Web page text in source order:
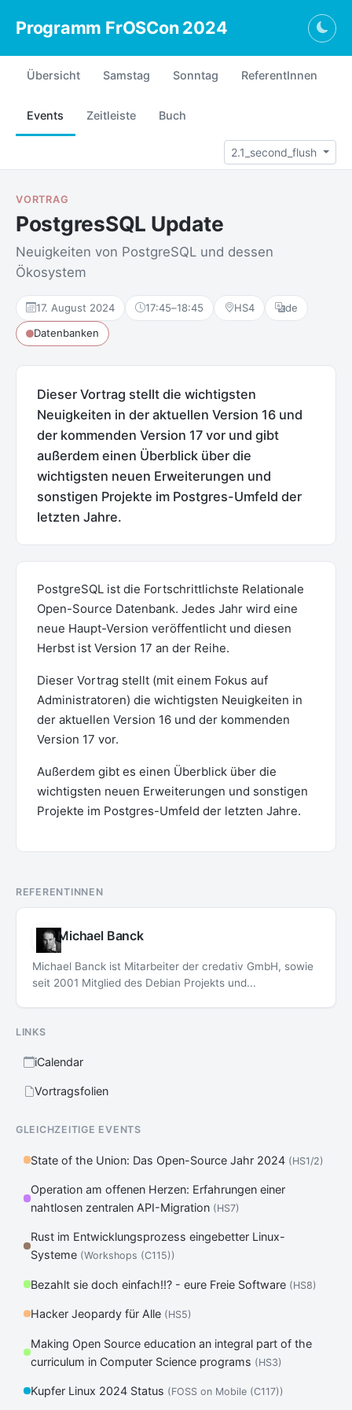
Programm FrOSCon 2024
Übersicht Samstag Sonntag ReferentInnen
Events Zeitleiste Buch
2.1_second_flush
VORTRAG
PostgresSQL Update
Neuigkeiten von PostgreSQL und dessen
Ökosystem
17. August 2024 17:45–18:45 HS4 de
Datenbanken
Dieser Vortrag stellt die wichtigsten
Neuigkeiten in der aktuellen Version 16 und
der kommenden Version 17 vor und gibt
außerdem einen Überblick über die
wichtigsten neuen Erweiterungen und
sonstigen Projekte im Postgres-Umfeld der
letzten Jahre.
PostgreSQL ist die Fortschrittlichste Relationale
Open-Source Datenbank. Jedes Jahr wird eine
neue Haupt-Version veröffentlicht und diesen
Herbst ist Version 17 an der Reihe.
Dieser Vortrag stellt (mit einem Fokus auf
Administratoren) die wichtigsten Neuigkeiten in
der aktuellen Version 16 und der kommenden
Version 17 vor.
Außerdem gibt es einen Überblick über die
wichtigsten neuen Erweiterungen und sonstigen
Projekte im Postgres-Umfeld der letzten Jahre.
REFERENTINNEN
Michael Banck
Michael Banck ist Mitarbeiter der credativ GmbH, sowie
seit 2001 Mitglied des Debian Projekts und...
LINKS
iCalendar
Vortragsfolien
GLEICHZEITIGE EVENTS
State of the Union: Das Open-Source Jahr 2024 (HS1/2)
Operation am offenen Herzen: Erfahrungen einer
nahtlosen zentralen API-Migration (HS7)
Rust im Entwicklungsprozess eingebetter Linux-
Systeme (Workshops (C115))
Bezahlt sie doch einfach!!? - eure Freie Software (HS8)
Hacker Jeopardy für Alle (HS5)
Making Open Source education an integral part of the
curriculum in Computer Science programs (HS3)
Kupfer Linux 2024 Status (FOSS on Mobile (C117))